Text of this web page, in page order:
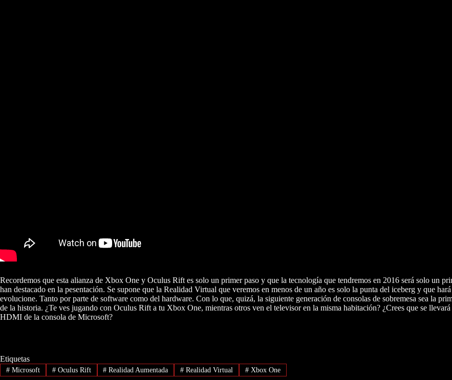
Recordemos que esta alianza de Xbox One y Oculus Rift es solo un primer paso y que la tecnología que tendremos en 2016 será solo un
han destacado en la pesentación. Se supone que la Realidad Virtual que veremos en menos de un año es solo la punta del iceberg y que
evolucione. Tanto por parte de software como del hardware. Con lo que, quizá, la siguiente generación de consolas de sobremesa sea la
de la historia. ¿Te ves jugando con Oculus Rift a tu Xbox One, mientras otros ven el televisor en la misma habitación? ¿Crees que se
HDMI de la consola de Microsoft?
Etiquetas
#Microsoft #Oculus Rift # Realidad Aumentada # Realidad Virtual # Xbox One